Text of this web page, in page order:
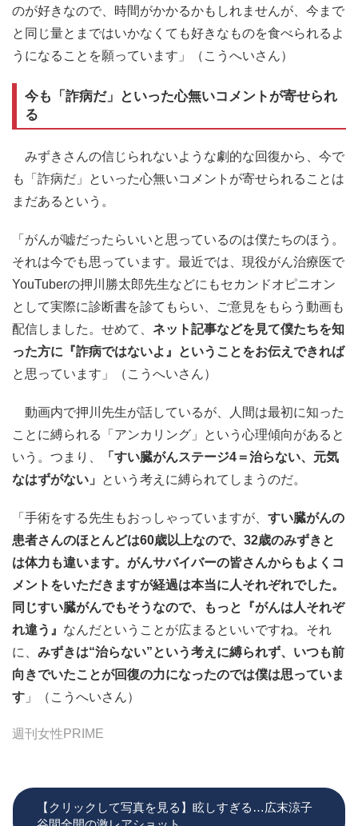
のが好きなので、時間がかかるかもしれませんが、今まで
と同じ量とまではいかなくても好きなものを食べられるよ
うになることを願っています」（こうへいさん）
今も「詐病だ」といった心無いコメントが寄せられ
る
みずきさんの信じられないような劇的な回復から、今で
も「詐病だ」といった心無いコメントが寄せられることは
まだあるという。
「がんが嘘だったらいいと思っているのは僕たちのほう。
それは今でも思っています。最近では、現役がん治療医で
YouTuberの押川勝太郎先生などにもセカンドオピニオン
として実際に診断書を診てもらい、ご意見をもらう動画も
配信しました。せめて、 ネット記事などを見て僕たちを知
った方に『詐病ではないよ』ということをお伝えできれば
と思っています」（こうへいさん）
動画内で押川先生が話しているが、人間は最初に知った
ことに縛られる「アンカリング」という心理傾向があると
いう。つまり、
「すい臓がんステージ4＝治らない、元気
なはずがない」
という考えに縛られてしまうのだ。
「手術をする先生もおっしゃっていますが、 すい臓がんの
患者さんのほとんどは60歳以上なので、32歳のみずきと
は体力も違います。がんサバイバーの皆さんからもよくコ
メントをいただきますが経過は本当に人それぞれでした。
同じすい臓がんでもそうなので、もっと『がんは人それぞ
れ違う』 なんだということが広まるといいですね。それ
に、 みずきは“治らない”という考えに縛られず、いつも前
向きでいたことが回復の力になったのでは僕は思っていま
す 」（こうへいさん）
週刊女性PRIME
【クリックして写真を見る】眩しすぎる…広末涼子